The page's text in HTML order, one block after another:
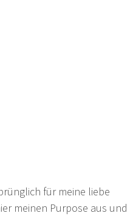
für meine liebe
meinen Purpose aus und